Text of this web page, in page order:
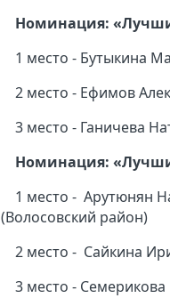
Номинация:
1 место - Бутыкина
2 место - Ефимов
3 место - Ганичева
Номинация:
1 место - Арутюнян
(Волосовский район)
2 место - Сайкина
3 место -